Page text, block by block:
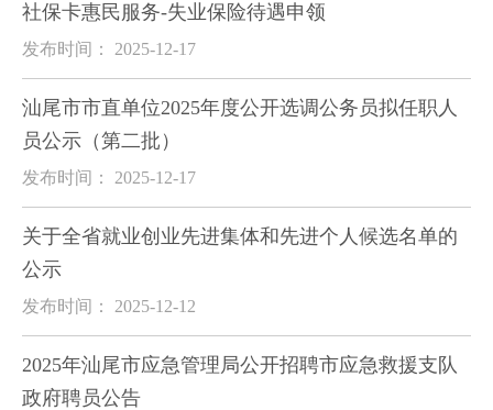
社保卡惠民服务-失业保险待遇申领
发布时间： 2025-12-17
汕尾市市直单位2025年度公开选调公务员拟任职人
员公示（第二批）
发布时间： 2025-12-17
关于全省就业创业先进集体和先进个人候选名单的
公示
发布时间： 2025-12-12
2025年汕尾市应急管理局公开招聘市应急救援支队
政府聘员公告